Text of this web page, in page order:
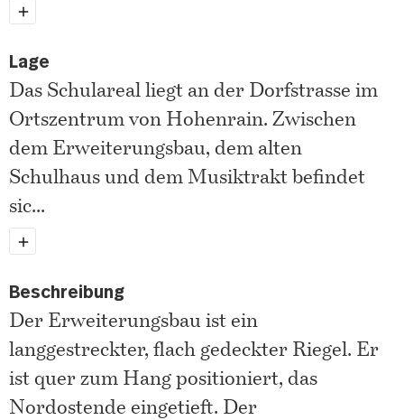
Lage
Das Schulareal liegt an der Dorfstrasse im
Ortszentrum von Hohenrain. Zwischen
dem Erweiterungsbau, dem alten
Schulhaus und dem Musiktrakt befindet
sic...
Beschreibung
Der Erweiterungsbau ist ein
langgestreckter, flach gedeckter Riegel. Er
ist quer zum Hang positioniert, das
Nordostende eingetieft. Der